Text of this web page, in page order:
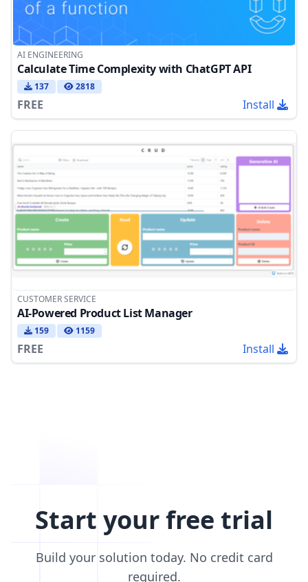
AI ENGINEERING
Calculate Time Complexity with ChatGPT API
137 2818
FREE Install
CUSTOMER SERVICE
AI-Powered Product List Manager
159 1159
FREE Install
Start your free trial
Build your solution today. No credit card
required.